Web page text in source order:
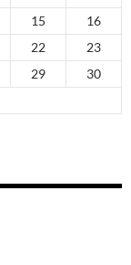
15
16
22
23
29
30